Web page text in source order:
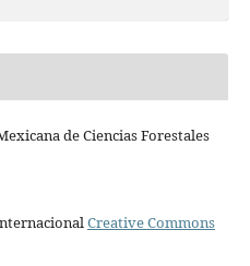
de Ciencias Forestales
Creative Commons